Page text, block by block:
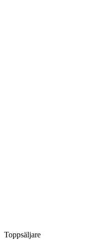
Toppsäljare